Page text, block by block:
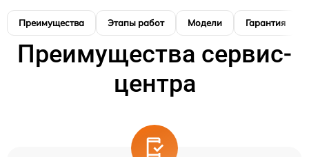
Преимущества Этапы работ Модели Гарантия
Преимущества сервис-
центра